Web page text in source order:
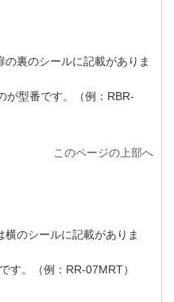
裏のシールに記載がありま
が型番です。（例：RBR-
このページの上部へ
のシールに記載がありま
す。（例：RR-07MRT）